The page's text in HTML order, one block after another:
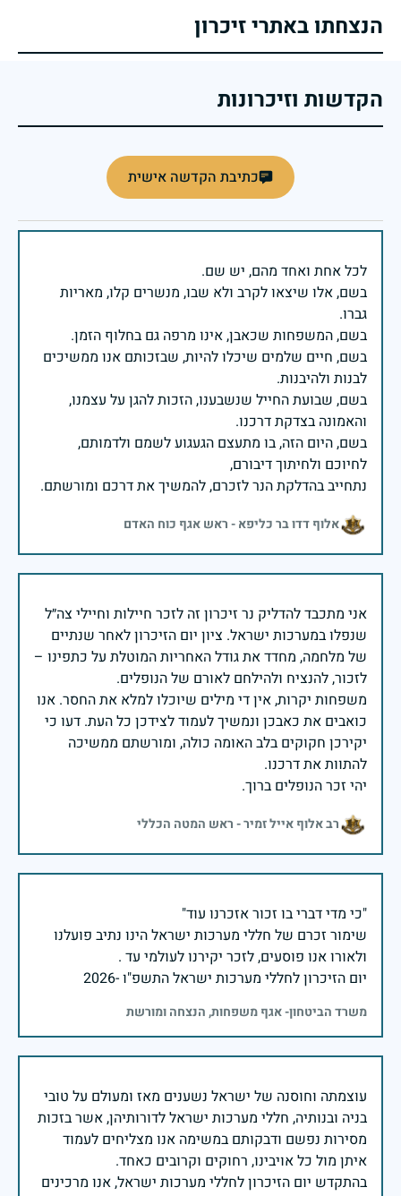
הנצחתו באתרי זיכרון
הקדשות וזיכרונות
כתיבת הקדשה אישית
בשם, אלו שיצאו לקרב ולא שבו, מנשרים קלו, מאריות
בשם, חיים שלמים שיכלו להיות, שבזכותם אנו ממשיכים
בשם, שבועת החייל שנשבענו, הזכות להגן על עצמנו,
בשם, היום הזה, בו מתעצם הגעגוע לשמם ולדמותם,
נתחייב בהדלקת הנר לזכרם, להמשיך את דרכם ומורשתם.
אלוף דדו בר כליפא - ראש אגף כוח האדם
אני מתכבד להדליק נר זיכרון זה לזכר חיילות וחיילי צה״ל
שנפלו במערכות ישראל. ציון יום הזיכרון לאחר שנתיים
של מלחמה, מחדד את גודל האחריות המוטלת על כתפינו –
משפחות יקרות, אין די מילים שיוכלו למלא את החסר. אנו
כואבים את כאבכן ונמשיך לעמוד לצידכן כל העת. דעו כי
יקירכן חקוקים בלב האומה כולה, ומורשתם ממשיכה
יהי זכר הנופלים ברוך.
רב אלוף אייל זמיר - ראש המטה הכללי
שימור זכרם של חללי מערכות ישראל הינו נתיב פועלנו
יום הזיכרון לחללי מערכות ישראל התשפ"ו -2026
משרד הביטחון- אגף משפחות, הנצחה ומורשת
עוצמתה וחוסנה של ישראל נשענים מאז ומעולם על טובי
בניה ובנותיה, חללי מערכות ישראל לדורותיהן, אשר בזכות
מסירות נפשם ודבקותם במשימה אנו מצליחים לעמוד
בהתקדש יום הזיכרון לחללי מערכות ישראל, אנו מרכינים